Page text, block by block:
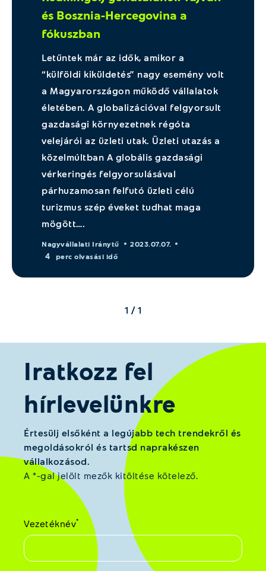
és Bosznia-Hercegovina a
fókuszban
Letűntek már az idők, amikor a
“külföldi kiküldetés” nagy esemény volt
a Magyarországon működő vállalatok
életében. A globalizációval felgyorsult
gazdasági környezetnek régóta
velejárói az üzleti utak. Üzleti utazás a
közelmúltban A globális gazdasági
vérkeringés felgyorsulásával
párhuzamosan felfutó üzleti célú
turizmus szép éveket tudhat maga
mögött….
Nagyvállalati Iránytű 2023.07.07.
4 perc olvasási idő
1 / 1
Iratkozz fel
hírlevelünkre
Értesülj elsőként a legújabb tech trendekről és
megoldásokról és tartsd naprakészen
vállalkozásod.
A *-gal jelölt mezők kitöltése kötelező.
Vezetéknév*